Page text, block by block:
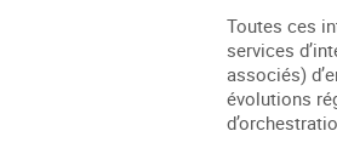
Toutes ces
services
associés)
évolutions